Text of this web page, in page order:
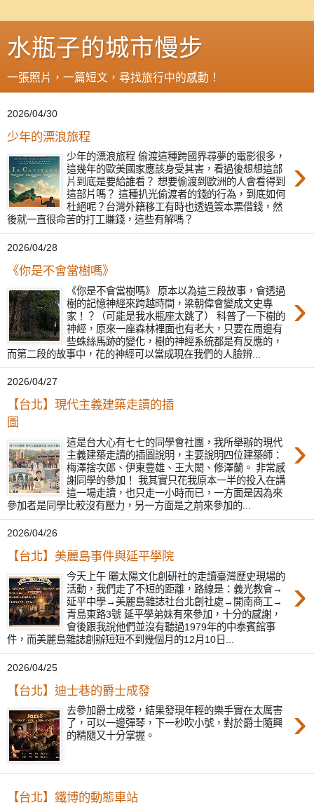
水瓶子的城市慢步
一張照片，一篇短文，尋找旅行中的感動！
2026/04/30
少年的漂浪旅程
›
少年的漂浪旅程 偷渡這種跨國界尋夢的電影很多，
這幾年的歐美國家應該身受其害，看過後想想這部
片到底是要給誰看？ 想要偷渡到歐洲的人會看得到
這部片嗎？ 這種扒光偷渡者的錢的行為，到底如何
杜絕呢？台灣外籍移工有時也透過簽本票借錢，然
後就一直很命苦的打工賺錢，這些有解嗎？
2026/04/28
《你是不會當樹嗎》
›
《你是不會當樹嗎》 原本以為這三段故事，會透過
樹的記憶神經來跨越時間，梁朝偉會變成文史專
家！？（可能是我水瓶座太跳了） 科普了一下樹的
神經，原來一座森林裡面也有老大，只要在周邊有
些蛛絲馬跡的變化，樹的神經系統都是有反應的，
而第二段的故事中，花的神經可以當成現在我們的人臉辨...
2026/04/27
【台北】現代主義建築走讀的插
圖
›
這是台大心有七七的同學會社團，我所舉辦的現代
主義建築走讀的插圖說明，主要說明四位建築師：
梅澤捨次郎、伊東豊雄、王大閎、修澤蘭。 非常感
謝同學的參加！ 我其實只花我原本一半的投入在講
這一場走讀，也只走一小時而已，一方面是因為來
參加者是同學比較沒有壓力，另一方面是之前來參加的...
2026/04/26
【台北】美麗島事件與延平學院
›
今天上午 曬太陽文化創研社的走讀臺灣歷史現場的
活動，我們走了不短的距離，路線是：義光教會→
延平中學→美麗島雜誌社台北創社處→開南商工→
青島東路3號 延平學弟妹有來參加，十分的感謝，
會後跟我說他們並沒有聽過1979年的中泰賓館事
件，而美麗島雜誌創辦短短不到幾個月的12月10日...
2026/04/25
【台北】迪士巷的爵士成發
›
去參加爵士成發，結果發現年輕的樂手實在太厲害
了，可以一邊彈琴，下一秒吹小號，對於爵士隨興
的精隨又十分掌握。
【台北】鐵博的動態車站